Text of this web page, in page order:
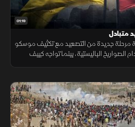
01:19
متبادل
مرحلة جديدة من التصعيد مع تكثيف موسكو
الباليستية، بينما تواجه كييف